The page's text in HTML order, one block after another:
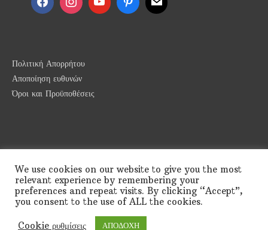
Πολιτική Απορρήτου
Αποποίηση ευθυνών
Όροι και Προϋποθέσεις
Copyright © 2026Greek Appetite
We use cookies on our website to give you the most
relevant experience by remembering your
preferences and repeat visits. By clicking “Accept”,
you consent to the use of ALL the cookies.
Cookie ρυθμίσεις ΑΠΟΔΟΧΗ